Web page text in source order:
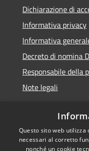
Dichiarazione di
Informativa privacy
Informativa
Decreto di nomina
Responsabile della
Note legali
RSS
Accessibilità
Questo sito web
necessari al corretto
nonché un cookie